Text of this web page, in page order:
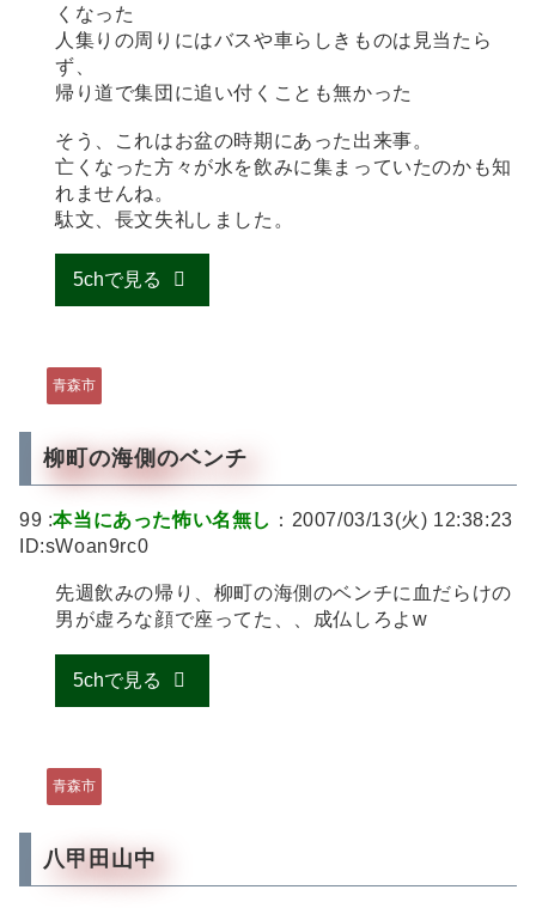
くなった
人集りの周りにはバスや車らしきものは見当たら
ず、
帰り道で集団に追い付くことも無かった
そう、これはお盆の時期にあった出来事。
亡くなった方々が水を飲みに集まっていたのかも知
れませんね。
駄文、長文失礼しました。
5chで見る
青森市
柳町の海側のベンチ
99 :本当にあった怖い名無し ：2007/03/13(火) 12:38:23
ID:sWoan9rc0
先週飲みの帰り、柳町の海側のベンチに血だらけの
男が虚ろな顔で座ってた、、成仏しろよw
5chで見る
青森市
八甲田山中